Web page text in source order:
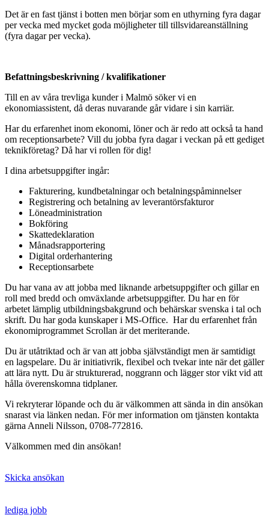
Det är en fast tjänst i botten men börjar som en uthyrning fyra dagar
per vecka med mycket goda möjligheter till tillsvidareanställning
(fyra dagar per vecka).
Befattningsbeskrivning / kvalifikationer
Till en av våra trevliga kunder i Malmö söker vi en
ekonomiassistent, då deras nuvarande går vidare i sin karriär.
Har du erfarenhet inom ekonomi, löner och är redo att också ta hand
om receptionsarbete? Vill du jobba fyra dagar i veckan på ett gediget
teknikföretag? Då har vi rollen för dig!
I dina arbetsuppgifter ingår:
Fakturering, kundbetalningar och betalningspåminnelser
Registrering och betalning av leverantörsfakturor
Löneadministration
Bokföring
Skattedeklaration
Månadsrapportering
Digital orderhantering
Receptionsarbete
Du har vana av att jobba med liknande arbetsuppgifter och gillar en
roll med bredd och omväxlande arbetsuppgifter. Du har en för
arbetet lämplig utbildningsbakgrund och behärskar svenska i tal och
skrift. Du har goda kunskaper i MS-Office. Har du erfarenhet från
ekonomiprogrammet Scrollan är det meriterande.
Du är utåtriktad och är van att jobba självständigt men är samtidigt
en lagspelare. Du är initiativrik, flexibel och tvekar inte när det gäller
att lära nytt. Du är strukturerad, noggrann och lägger stor vikt vid att
hålla överenskomna tidplaner.
Vi rekryterar löpande och du är välkommen att sända in din ansökan
snarast via länken nedan. För mer information om tjänsten kontakta
gärna Anneli Nilsson, 0708-772816.
Välkommen med din ansökan!
Skicka ansökan
lediga jobb